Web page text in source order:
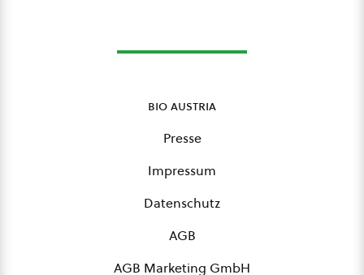
bio austria
Presse
Impressum
Datenschutz
AGB
AGB Marketing GmbH